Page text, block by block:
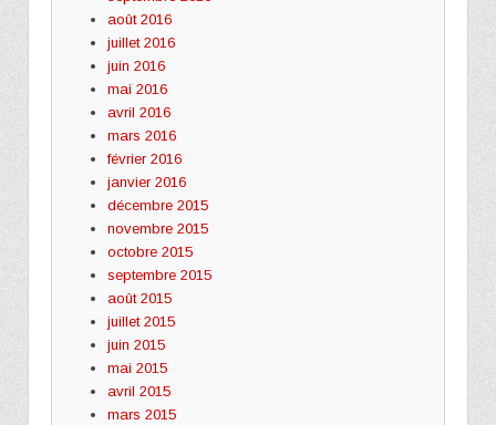
août 2016
juillet 2016
juin 2016
mai 2016
avril 2016
mars 2016
février 2016
janvier 2016
décembre 2015
novembre 2015
octobre 2015
septembre 2015
août 2015
juillet 2015
juin 2015
mai 2015
avril 2015
mars 2015